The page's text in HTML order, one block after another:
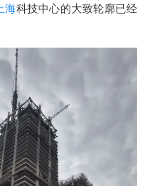
海科技中心的大致轮廓已经